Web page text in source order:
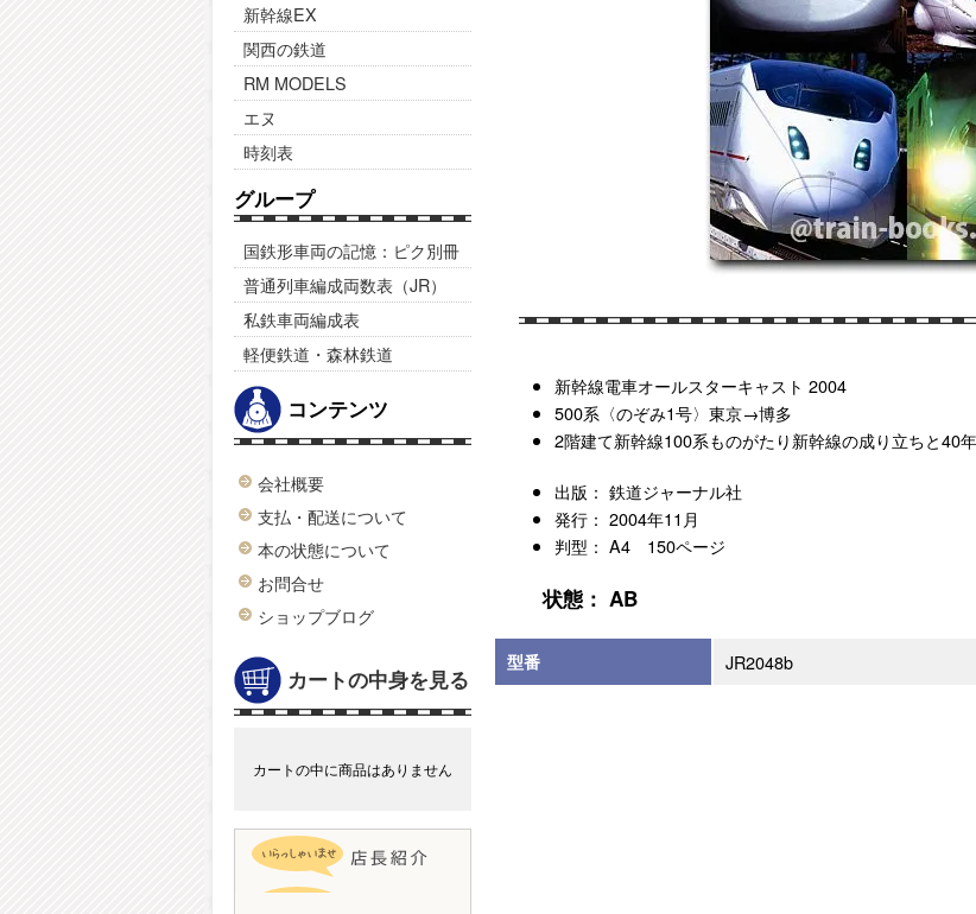
新幹線EX
関西の鉄道
RM MODELS
エヌ
時刻表
グループ
国鉄形車両の記憶：ピク別冊
普通列車編成両数表（JR）
私鉄車両編成表
軽便鉄道・森林鉄道
コンテンツ
会社概要
支払・配送について
本の状態について
お問合せ
ショップブログ
カートの中身を見る
カートの中に商品はありません
新幹線電車オールスターキャスト 2004
500系〈のぞみ1号〉東京→博多
2階建て新幹線100系ものがたり新幹線の成り立ちと40
出版： 鉄道ジャーナル社
発行： 2004年11月
判型： A4 150ページ
状態： AB
型番 JR2048b